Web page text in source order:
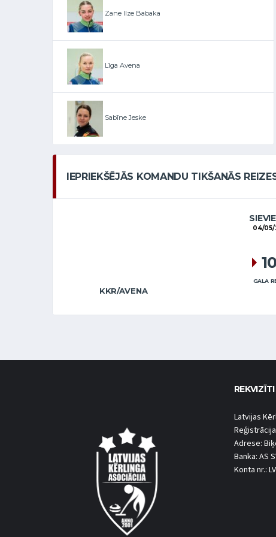
Zane Ilze Babaka
Līga Avena
Sabīne Jeske
IEPRIEKŠĒJĀS KOMANDU TIKŠANĀS
04/
KKR/AVENA
10
GALA
REKVIZĪTI
Latvijas
Adrese:
Banka: AS
Konta nr.: